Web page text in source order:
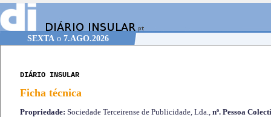
SEXTA o 7.AGO.2026
DIÁRIO INSULAR
Ficha técnica
Propriedade: Sociedade Terceirense de Publicidade, Lda., nº. Pessoa